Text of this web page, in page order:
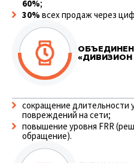
60%;
30% всех продаж через
«ДИВИЗИОН
сокращение длительности
повреждений на сети;
повышение уровня FRR
обращение).